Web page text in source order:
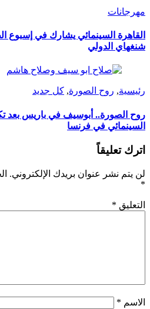
مهرجانات
القاهرة السينمائي يشارك في إسبوع
شنغهاي الدولي
رئيسية, روح الصورة, كل جديد
روح الصورة.. أبوسيف في باريس بعد
السينمائي في فرنسا
اترك تعليقاً
لن يتم نشر عنوان بريدك الإلكتروني.
*
التعليق *
الاسم *